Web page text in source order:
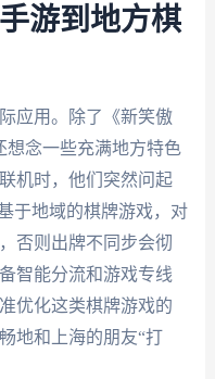
游到地方棋
应用。除了《新笑傲
想念一些充满地方特色
机时，他们突然问起
于地域的棋牌游戏，对
否则出牌不同步会彻
智能分流和游戏专线
优化这类棋牌游戏的
地和上海的朋友“打